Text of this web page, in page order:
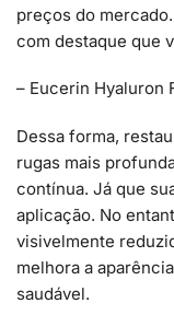
preços do
com destaque que
– Eucerin Hyaluron
Dessa forma,
rugas mais
contínua. Já que
aplicação. No
visivelmente
melhora a
saudável.